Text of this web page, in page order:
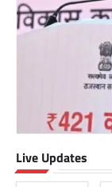
Live Updates